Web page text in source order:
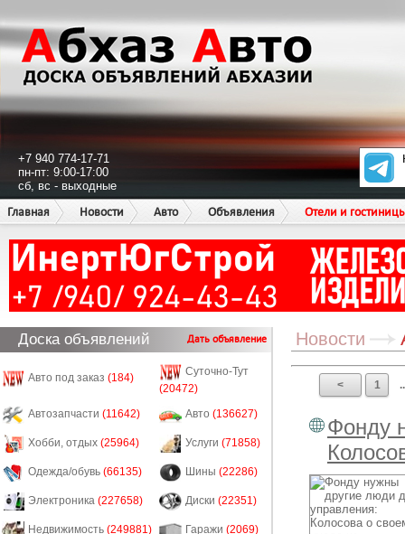
+7 940 774-17-71
пн-пт: 9:00-17:00
сб, вс - выходные
Главная
Новости Авто Объявления Отели и
Доска объявлений Дать объявление
Авто под заказ (184)
Суточно-Тут
(20472)
Автозапчасти (11642) Авто (136627)
Хобби, отдых (25964) Услуги (71858)
Одежда/обувь (66135) Шины (22286)
Электроника (227658) Диски (22351)
Недвижимость (249881) Гаражи (2069)
Новости
< 1
Фонду